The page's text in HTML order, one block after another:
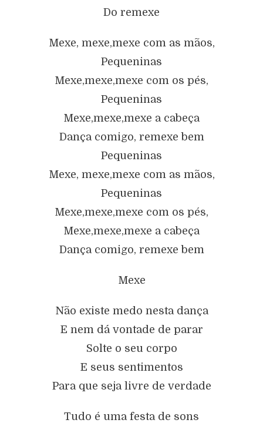
Do remexe
Mexe, mexe,mexe com as mãos,
Pequeninas
Mexe,mexe,mexe com os pés,
Pequeninas
Mexe,mexe,mexe a cabeça
Dança comigo, remexe bem
Pequeninas
Mexe, mexe,mexe com as mãos,
Pequeninas
Mexe,mexe,mexe com os pés,
Mexe,mexe,mexe a cabeça
Dança comigo, remexe bem
Mexe
Não existe medo nesta dança
E nem dá vontade de parar
Solte o seu corpo
E seus sentimentos
Para que seja livre de verdade
Tudo é uma festa de sons